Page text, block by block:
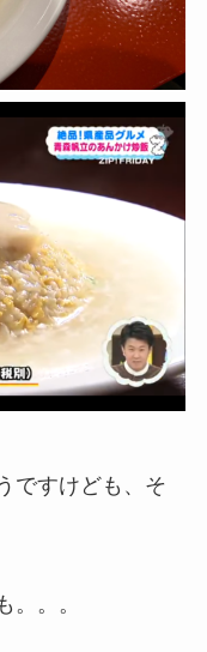
ですけども、そ
。。。